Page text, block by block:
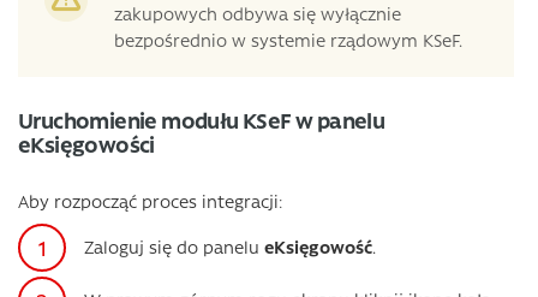
zakupowych odbywa się wyłącznie
bezpośrednio w systemie rządowym KSeF.
Uruchomienie modułu KSeF w panelu
eKsięgowości
Aby rozpocząć proces integracji:
Zaloguj się do panelu eKsięgowość.